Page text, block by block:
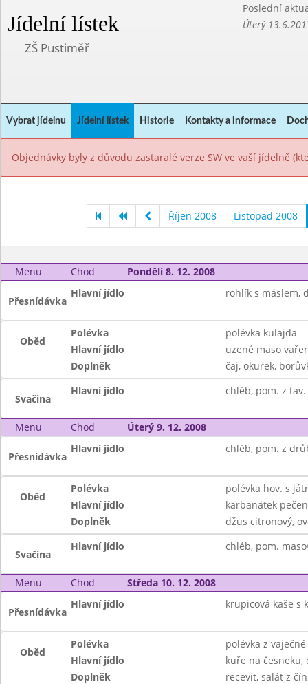
Jídelní lístek
Poslední
Úterý
ZŠ Pustiměř
Vybrat jídelnu Jídelní lístek Historie Kontakty a informace
Objednávky byly z důvodu zastaralé verze SW ve vaší jídelně
Říjen 2008 Listopad 2008
Menu Chod Pondělí 8. 12. 2008
Přesnídávka
Hlavní jídlo rohlík s máslem,
Oběd
Polévka
polévka kulajda
Hlavní jídlo
uzené maso
Doplněk
čaj, okurek,
Svačina
Hlavní jídlo chléb, pom. z
Menu Chod Úterý 9. 12. 2008
Přesnídávka
Hlavní jídlo chléb, pom. z
Oběd
Polévka
polévka hov. s
Hlavní jídlo
karbanátek
Doplněk
džus citronový,
Svačina
Hlavní jídlo chléb, pom.
Menu Chod Středa 10. 12. 2008
Přesnídávka
Hlavní jídlo krupicová kaše s
Oběd
Polévka
polévka z
Hlavní jídlo
kuře na česneku,
Doplněk
recevit, salát z